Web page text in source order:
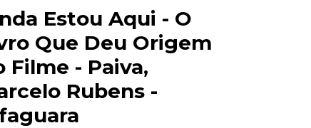
Estou Aqui - O
Que Deu Origem
Filme - Paiva,
Rubens -